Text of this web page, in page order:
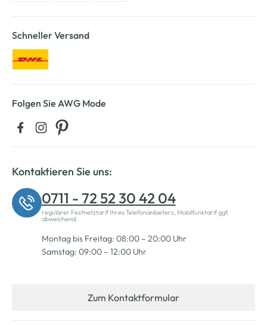
Schneller Versand
Folgen Sie AWG Mode
Kontaktieren Sie uns:
0711 - 72 52 30 42 04
regulärer Festnetztarif Ihres Telefonanbieters, Mobilfunktarif ggf.
abweichend.
Montag bis Freitag: 08:00 – 20:00 Uhr
Samstag: 09:00 – 12:00 Uhr
Zum Kontaktformular